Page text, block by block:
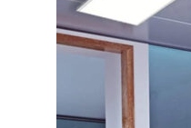
► ZAHLARTEN
► VERSANDARTEN